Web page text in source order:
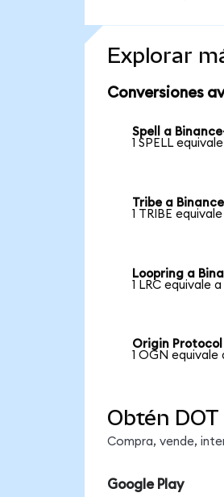
Explorar
Conversiones
Spell a
1 SPELL
Tribe a
1 TRIBE
Loopring a
1 LRC equivale
Origin
1 OGN equivale
Obtén
Compra, vende,
Google Play